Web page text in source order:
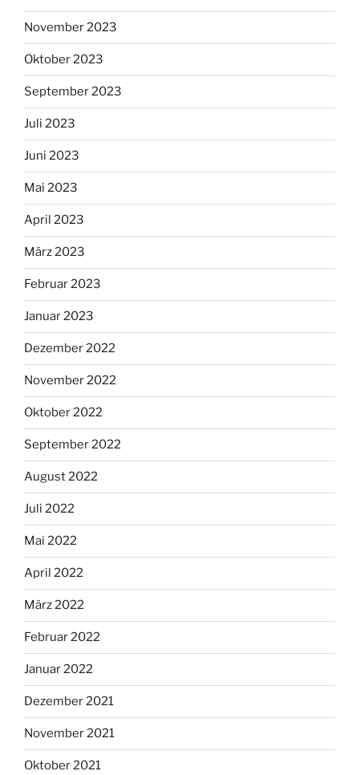
November 2023
Oktober 2023
September 2023
Juli 2023
Juni 2023
Mai 2023
April 2023
März 2023
Februar 2023
Januar 2023
Dezember 2022
November 2022
Oktober 2022
September 2022
August 2022
Juli 2022
Mai 2022
April 2022
März 2022
Februar 2022
Januar 2022
Dezember 2021
November 2021
Oktober 2021